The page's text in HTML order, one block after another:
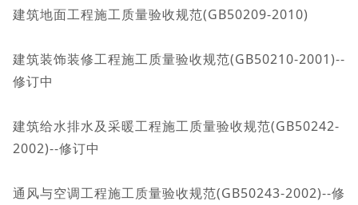
建筑地面工程施工质量验收规范(GB50209-2010)
建筑装饰装修工程施工质量验收规范(GB50210-2001)--
修订中
建筑给水排水及采暖工程施工质量验收规范(GB50242-
2002)--修订中
通风与空调工程施工质量验收规范(GB50243-2002)--修